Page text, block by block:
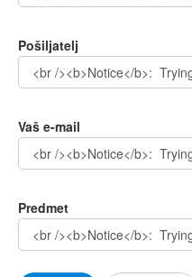
Pošiljatelj
Vaš e-mail
Predmet